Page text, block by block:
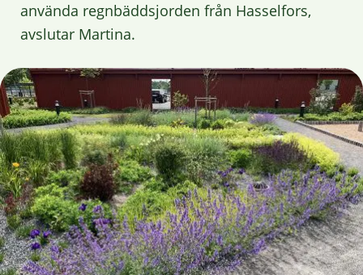
använda regnbäddsjorden från Hasselfors,
avslutar Martina.